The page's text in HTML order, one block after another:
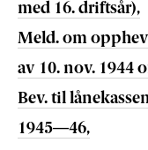
med 16. driftsår),
Meld. om
av 10. nov. 1944
Bev. til
1945—46,